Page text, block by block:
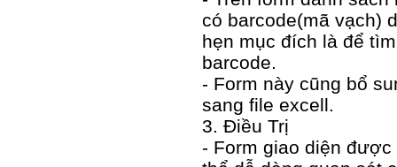
có barcode(mã vạch)
hẹn mục đích là để
barcode.
- Form này cũng bổ
sang file excell.
3. Điều Trị
- Form giao diện